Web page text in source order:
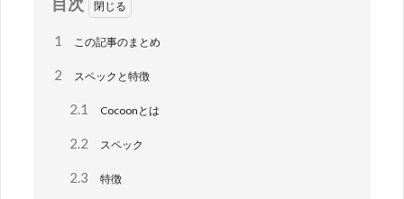
目次
1 この記事のまとめ
2 スペックと特徴
2.1 Cocoonとは
2.2 スペック
2.3 特徴